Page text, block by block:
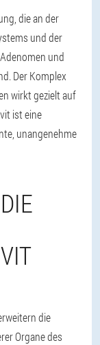
die an der
und der
und
Der Komplex
wirkt gezielt auf
ist eine
unangenehme
die
Organe des